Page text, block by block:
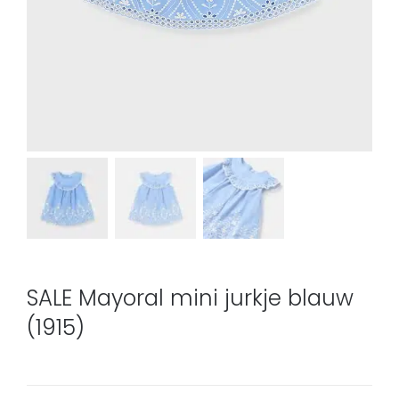
SALE Mayoral mini jurkje blauw
(1915)